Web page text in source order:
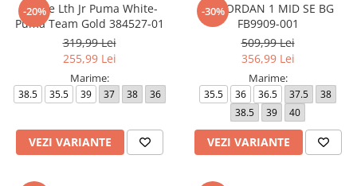
-20%
Mayze Lth Jr Puma White-
Puma Team Gold 384527-01
319,99 Lei
255,99 Lei
Marime:
38.5 35.5 39 37 38 36
VEZI VARIANTE
-30%
AIR JORDAN 1 MID SE BG
FB9909-001
509,99 Lei
356,99 Lei
Marime:
35.5 36 36.5 37.5
38
38.5
39 40
VEZI VARIANTE